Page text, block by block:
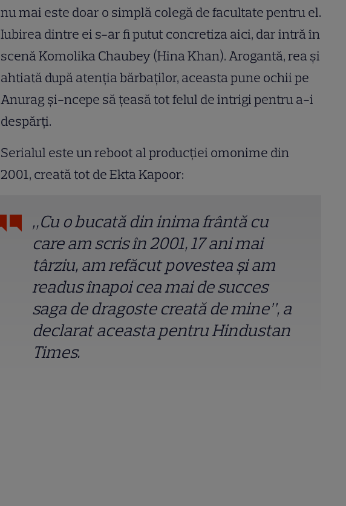
nu mai este doar o simplă colegă de facultate pentru el.
Iubirea dintre ei s-ar fi putut concretiza aici, dar intră în
scenă Komolika Chaubey (Hina Khan). Arogantă, rea și
ahtiată după atenția bărbaților, aceasta pune ochii pe
Anurag și-ncepe să țeasă tot felul de intrigi pentru a-i
despărți.
Serialul este un reboot al producției omonime din
2001, creată tot de Ekta Kapoor:
„Cu o bucată din inima frântă cu
care am scris în 2001, 17 ani mai
târziu, am refăcut povestea și am
readus înapoi cea mai de succes
saga de dragoste creată de mine”, a
declarat aceasta pentru Hindustan
Times.